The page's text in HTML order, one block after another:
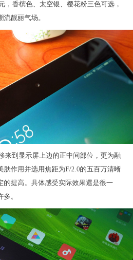
，香槟色、太空银、樱花粉三色可选，
靓丽气场。
来到显示屏上边的正中间部位，更为融
肤作用并选用焦距为F/2.0的五百万清晰
的提高。具体感受实际效果還是很一
。